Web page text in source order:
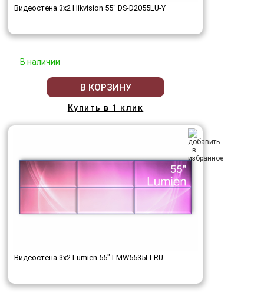
Видеостена 3x2 Hikvision 55" DS-D2055LU-Y
В наличии
В КОРЗИНУ
Купить в 1 клик
Видеостена 3x2 Lumien 55" LMW5535LLRU